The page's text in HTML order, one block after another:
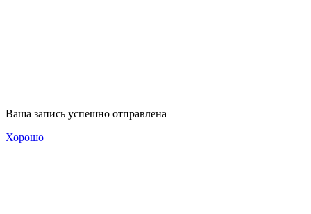
Ваша запись успешно отправлена
Хорошо